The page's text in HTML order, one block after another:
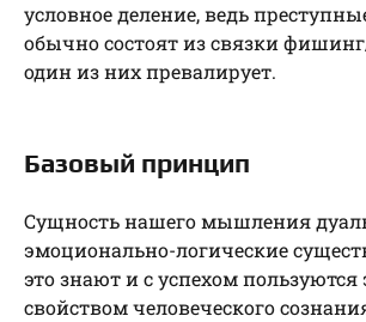
условное деление, ведь
обычно состоят из связки
один из них превалирует.
Базовый принцип
Сущность нашего мышления
эмоционально-логические
это знают и с успехом пользуются
свойством человеческого